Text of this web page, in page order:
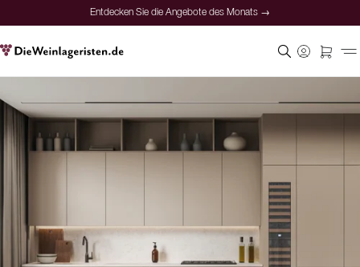
Entdecken Sie die Angebote des Monats →